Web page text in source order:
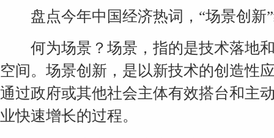
盘点今年中国经济热词，“场景创新”
何为场景？场景，指的是技术落地和
空间。场景创新，是以新技术的创造性
通过政府或其他社会主体有效搭台和主
业快速增长的过程。